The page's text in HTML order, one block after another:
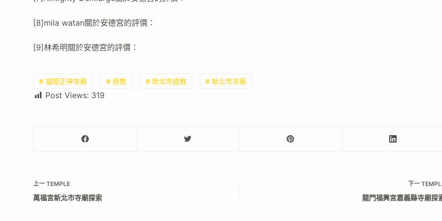
[8]mila watan關於安德宮的評價：
[9]林希明關於安德宮的評價：
# 福德正神寺廟 # 道教 # 新北市道教 # 新北市寺廟
Post Views: 319
上一TEMPLE
萬福宮新北市寺廟探索
下一
龍門福興宮嘉義縣寺廟探